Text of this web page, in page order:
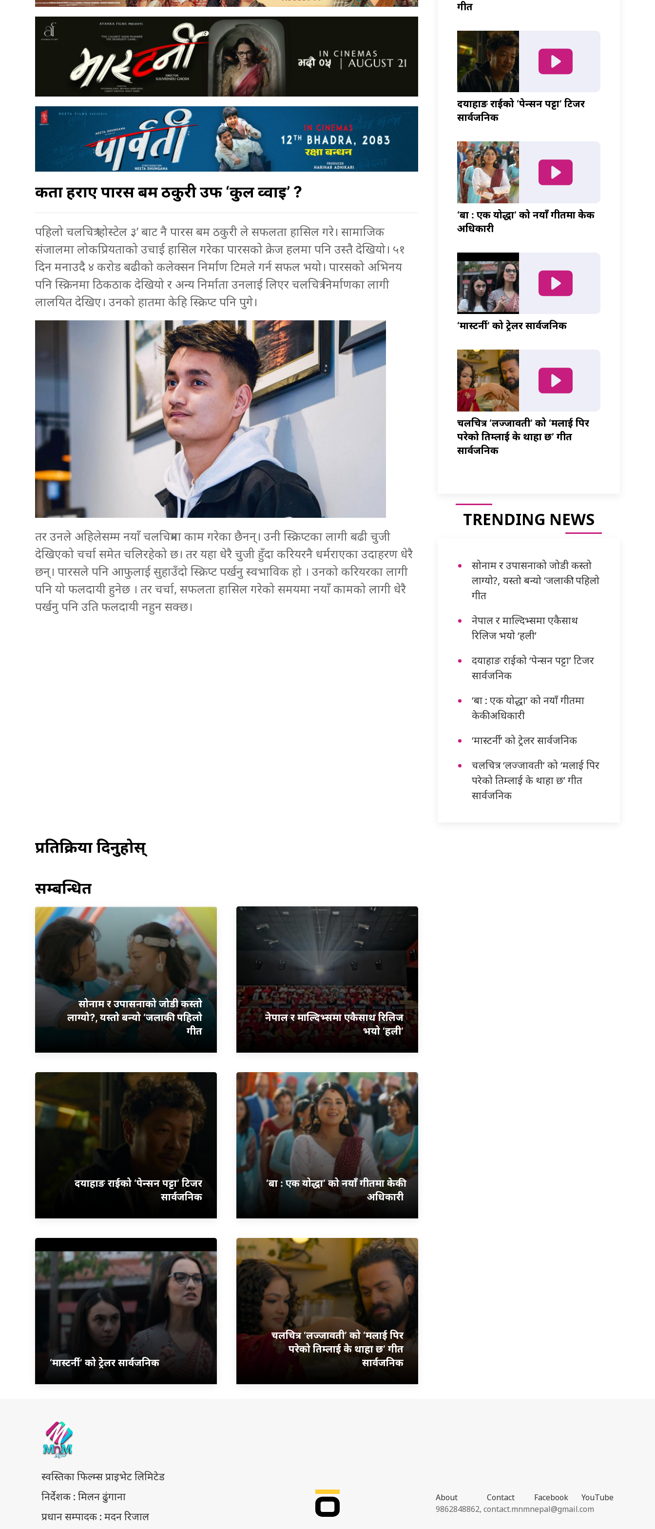
कता हराए पारस बम ठकुरी उर्फ ‘कुल व्वाई’ ?
पहिलो चलचित्र ‘होस्टेल ३’ बाट नै पारस बम ठकुरी ले सफलता हासिल गरे। सामाजिक
संजालमा लोकप्रियताको उचाई हासिल गरेका पारसको क्रेज हलमा पनि उस्तै देखियो। ५१
दिन मनाउदै ४ करोड बढीको कलेक्सन निर्माण टिमले गर्न सफल भयो। पारसको अभिनय
पनि स्क्रिनमा ठिकठाक देखियो र अन्य निर्माता उनलाई लिएर चलचित्र निर्माणका लागी
लालयित देखिए। उनको हातमा केहि स्क्रिप्ट पनि पुगे।
तर उनले अहिलेसम्म नयाँ चलचित्रमा काम गरेका छैनन्। उनी स्क्रिप्टका लागी बढी चुजी
देखिएको चर्चा समेत चलिरहेको छ। तर यहा धेरै चुजी हुँदा करियरनै धर्मराएका उदाहरण धेरै
छन्। पारसले पनि आफुलाई सुहाउँदो स्क्रिप्ट पर्खनु स्वभाविक हो । उनको करियरका लागी
पनि यो फलदायी हुनेछ । तर चर्चा, सफलता हासिल गरेको समयमा नयाँ कामको लागी धेरै
पर्खनु पनि उति फलदायी नहुन सक्छ।
प्रतिक्रिया दिनुहोस्
सम्बन्धित
सोनाम र उपासनाको जोडी कस्तो
लाग्यो?, यस्तो बन्यो ‘जलाकी’ पहिलो
गीत
नेपाल र माल्दिभ्समा एकैसाथ रिलिज
भयो ‘हली’
दयाहाङ राईको ‘पेन्सन पट्टा’ टिजर
सार्वजनिक
‘बा : एक योद्धा’ को नयाँ गीतमा केकी
अधिकारी
‘मास्टर्नी’ को ट्रेलर सार्वजनिक
चलचित्र ‘लज्जावती’ को ‘मलाई पिर
परेको तिम्लाई के थाहा छ’ गीत
सार्वजनिक
गीत
दयाहाङ राईको ‘पेन्सन पट्टा’ टिजर
सार्वजनिक
‘बा : एक योद्धा’ को नयाँ गीतमा केकी
अधिकारी
‘मास्टर्नी’ को ट्रेलर सार्वजनिक
चलचित्र ‘लज्जावती’ को ‘मलाई पिर
परेको तिम्लाई के थाहा छ’ गीत
सार्वजनिक
TRENDING NEWS
सोनाम र उपासनाको जोडी कस्तो
लाग्यो?, यस्तो बन्यो ‘जलाकी’ पहिलो
गीत
नेपाल र माल्दिभ्समा एकैसाथ
रिलिज भयो ‘हली’
दयाहाङ राईको ‘पेन्सन पट्टा’ टिजर
सार्वजनिक
‘बा : एक योद्धा’ को नयाँ गीतमा
केकी अधिकारी
‘मास्टर्नी’ को ट्रेलर सार्वजनिक
चलचित्र ‘लज्जावती’ को ‘मलाई पिर
परेको तिम्लाई के थाहा छ’ गीत
सार्वजनिक
स्वस्तिका फिल्म्स प्राइभेट लिमिटेड
निर्देशक : मिलन ढुंगाना
प्रधान सम्पादक : मदन रिजाल
About Contact Facebook
YouTube
9862848862,contact.mnmnepal@gmail.com